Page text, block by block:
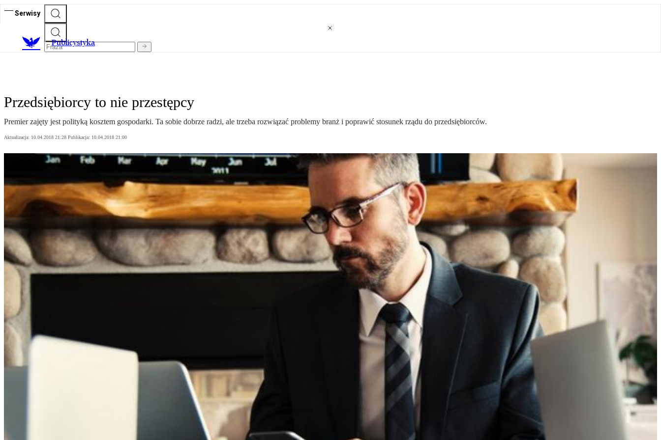
Serwisy
Publicystyka
Przedsiębiorcy to nie przestępcy
Premier zajęty jest polityką kosztem gospodarki. Ta sobie dobrze radzi, ale trzeba rozwiązać problemy branż i poprawić stosunek rządu do przedsiębiorców.
Aktualizacja: 10.04.2018 21:28 Publikacja: 10.04.2018 21:00